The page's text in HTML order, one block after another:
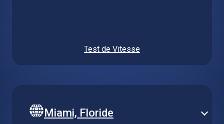
Test de Vitesse
Miami, Floride